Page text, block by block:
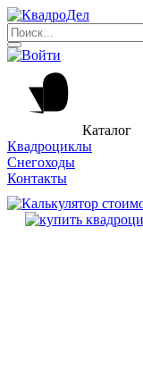
Каталог
Квадроциклы
Снегоходы
Контакты